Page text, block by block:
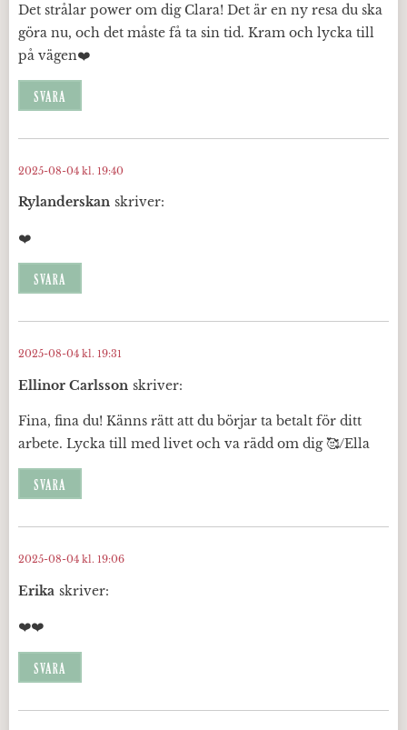
Det strålar power om dig Clara! Det är en ny resa du ska
göra nu, och det måste få ta sin tid. Kram och lycka till
på vägen❤️
SVARA
Rylanderskan skriver:
2025-08-04 kl. 19:40
❤️
SVARA
Ellinor Carlsson skriver:
2025-08-04 kl. 19:31
Fina, fina du! Känns rätt att du börjar ta betalt för ditt
arbete. Lycka till med livet och va rädd om dig 🥰/Ella
SVARA
Erika skriver:
2025-08-04 kl. 19:06
❤️❤️
SVARA